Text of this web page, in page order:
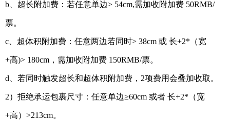
b、超长附加费：若任意单边> 54cm,需加收附加费 50RMB/
票。
c、超体积附加费：任意两边若同时> 38cm 或 长+2*（宽
+高)> 180cm，需加收附加费 150RMB/票。
d、若同时触发超长和超体积附加费，2项费用会叠加收取。
2）拒绝承运包裹尺寸：任意单边≥60cm 或者 长+2*（宽
+高）>213cm。